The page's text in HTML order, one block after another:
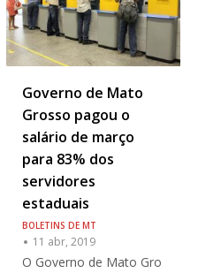
Governo de Mato
Grosso pagou o
salário de março
para 83% dos
servidores
estaduais
BOLETINS DE MT
11 abr, 2019
O Governo de Mato Gro